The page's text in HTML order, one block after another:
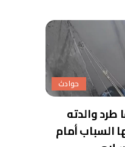
حوادث
طرد والدته
السباب أمام